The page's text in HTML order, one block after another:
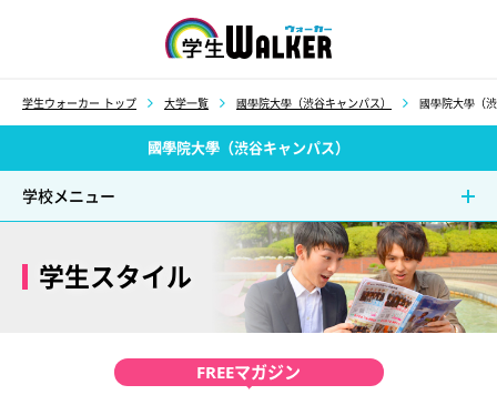
学生ウォーカー トップ 大学一覧 國學院大學（渋谷キャンパス） 國學院大學（
國學院大學（渋谷キャンパス）
学校メニュー
学生スタイル
FREEマガジン